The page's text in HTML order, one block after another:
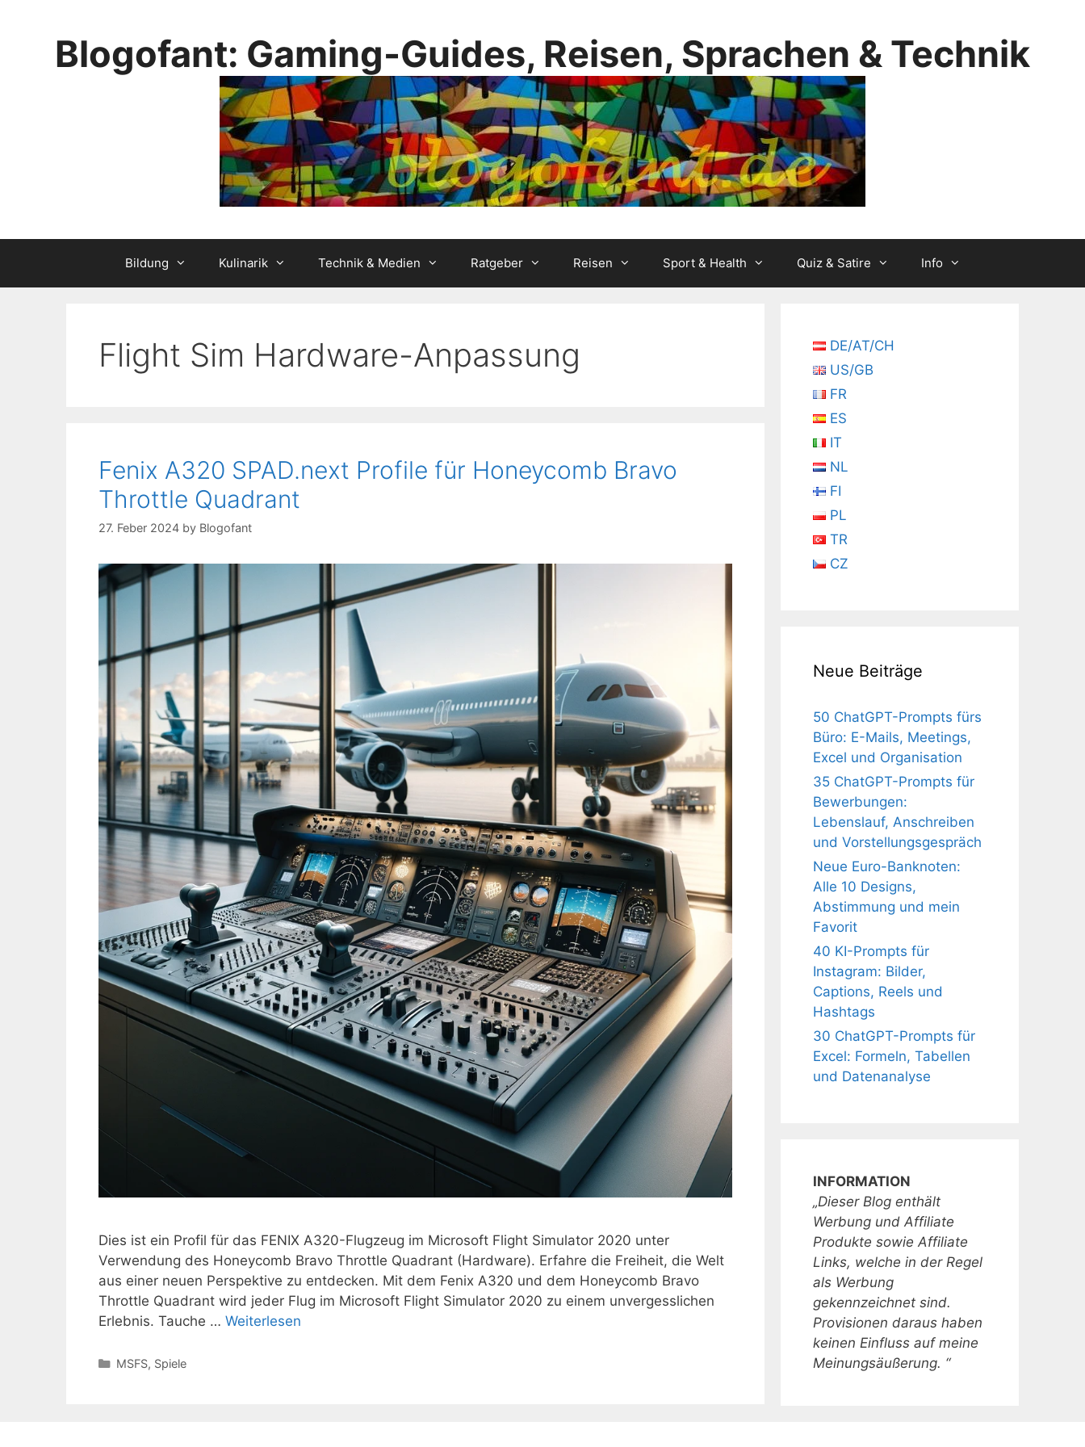
Blogofant: Gaming-Guides, Reisen, Sprachen & Technik
Bildung Kulinarik Technik & Medien Ratgeber Reisen Sport & Health Quiz & Satire Info
Flight Sim Hardware-Anpassung
Fenix A320 SPAD.next Profile für Honeycomb Bravo
Throttle Quadrant
27. Feber 2024 by Blogofant
Dies ist ein Profil für das FENIX A320-Flugzeug im Microsoft Flight Simulator 2020 unter
Verwendung des Honeycomb Bravo Throttle Quadrant (Hardware). Erfahre die Freiheit, die Welt
aus einer neuen Perspektive zu entdecken. Mit dem Fenix A320 und dem Honeycomb Bravo
Throttle Quadrant wird jeder Flug im Microsoft Flight Simulator 2020 zu einem unvergesslichen
Erlebnis. Tauche … Weiterlesen
Kategorien
MSFS, Spiele
DE/AT/CH
US/GB
FR
ES
IT
NL
FI
PL
TR
CZ
Neue Beiträge
50 ChatGPT-Prompts fürs
Büro: E-Mails, Meetings,
Excel und Organisation
35 ChatGPT-Prompts für
Bewerbungen:
Lebenslauf, Anschreiben
und Vorstellungsgespräch
Neue Euro-Banknoten:
Alle 10 Designs,
Abstimmung und mein
Favorit
40 KI-Prompts für
Instagram: Bilder,
Captions, Reels und
Hashtags
30 ChatGPT-Prompts für
Excel: Formeln, Tabellen
und Datenanalyse
INFORMATION
„Dieser Blog enthält
Werbung und Affiliate
Produkte sowie Affiliate
Links, welche in der Regel
als Werbung
gekennzeichnet sind.
Provisionen daraus haben
keinen Einfluss auf meine
Meinungsäußerung. “